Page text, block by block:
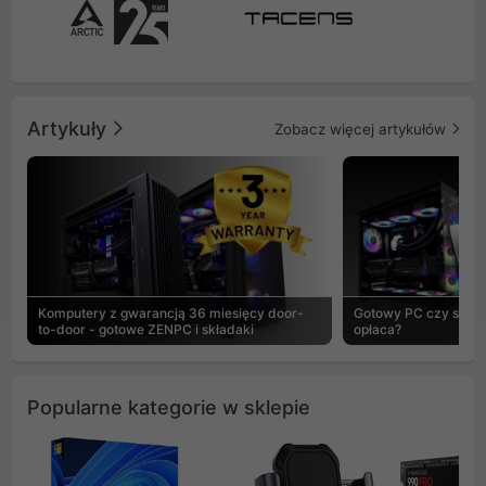
Artykuły Zobacz więcej artykułów
Komputery z gwarancją 36 miesięcy door-
to-door - gotowe ZENPC i składaki
Gotowy PC czy
opłaca?
Popularne kategorie w sklepie